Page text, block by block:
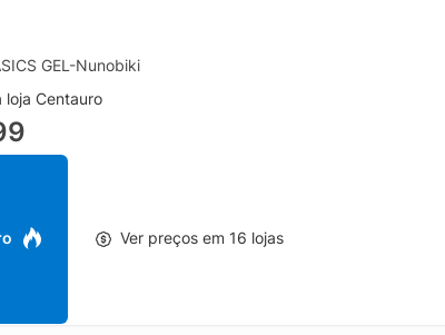
GEL-Nunobiki
loja Centauro
Ver preços em 16 lojas